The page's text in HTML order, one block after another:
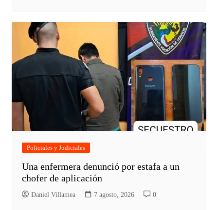
Policiales y Judiciales
Una enfermera denunció por estafa a un
chofer de aplicación
Daniel Villamea 7 agosto, 2026 0